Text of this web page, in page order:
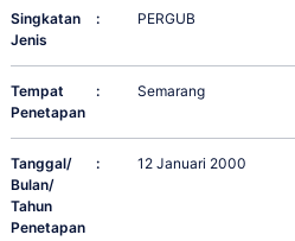
Singkatan
Jenis
: PERGUB
Tempat
Penetapan
: Semarang
Tanggal/
Bulan/
Tahun
Penetapan
: 12 Januari 2000